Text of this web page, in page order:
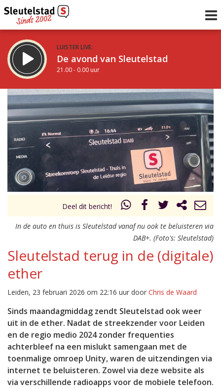
LUISTER LIVE:
De avond van Sleutelstad
21.00 - 0.00 uur
STRAKS:
De nacht van Sleutelstad
0.00 - 6.00 uur
Vorig uur
uur 1 van 0 Volgend uur
Deel dit bericht!
In de auto en thuis is Sleutelstad vanaf nu ook te beluisteren via
DAB+. (Foto's: Sleutelstad)
Sleutelstad terug in de (digitale)
ether
Leiden, 23 februari 2026 om 22:16 uur door Chris de Waard
Sinds maandagmiddag zendt Sleutelstad ook weer
uit in de ether. Nadat de streekzender voor Leiden
en de regio medio 2024 zonder frequenties
achterbleef na een mislukt samengaan met de
toenmalige omroep Unity, waren de uitzendingen via
internet te beluisteren. Zowel via deze website als
via verschillende radioapps voor de mobiele telefoon.